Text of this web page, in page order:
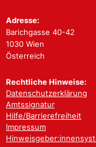
Adresse:
Barichgasse 40-42
1030 Wien
Österreich
Rechtliche Hinweise:
Datenschutzerklärung
Amtssignatur
Hilfe/Barrierefreiheit
Impressum